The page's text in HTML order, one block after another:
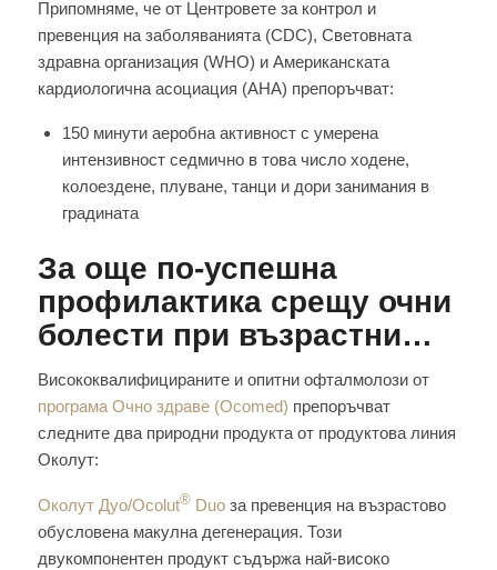
Припомняме, че от Центровете за контрол и
превенция на заболяванията (CDC), Световната
здравна организация (WHO) и Американската
кардиологична асоциация (AHA) препоръчват:
150 минути аеробна активност с умерена
интензивност седмично в това число ходене,
колоездене, плуване, танци и дори занимания в
градината
За още по-успешна
профилактика срещу очни
болести при възрастни…
Висококвалифицираните и опитни офталмолози от
програма Очно здраве (Ocomed) препоръчват
следните два природни продукта от продуктова линия
Околут:
Околут Дуо/Ocolut®Duoза превенция на възрастово
обусловена макулна дегенерация. Този
двукомпонентен продукт съдържа най-високо